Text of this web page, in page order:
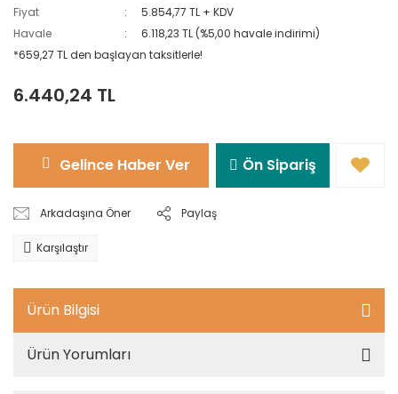
Fiyat
5.854,77 TL + KDV
Havale
6.118,23 TL (%5,00 havale indirimi)
*659,27 TL den başlayan taksitlerle!
6.440,24 TL
Gelince Haber Ver Ön Sipariş
Arkadaşına Öner Paylaş
Karşılaştır
Ürün Bilgisi
Ürün Yorumları